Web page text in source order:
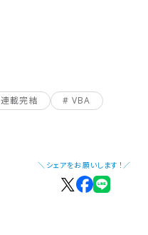
連載完結 VBA
＼シェアをお願いします！／